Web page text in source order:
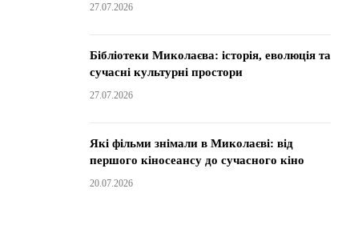
27.07.2026
Бібліотеки Миколаєва: історія, еволюція та
сучасні культурні простори
27.07.2026
Які фільми знімали в Миколаєві: від
першого кіносеансу до сучасного кіно
20.07.2026